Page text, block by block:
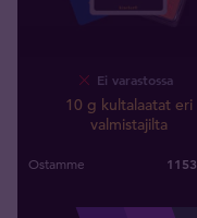
Ei varastossa
10 g kultalaatat eri
valmistajilta
Ostamme 1153